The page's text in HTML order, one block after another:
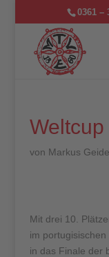
0361 –
von Markus
Mit drei 10.
im
in das Finale der